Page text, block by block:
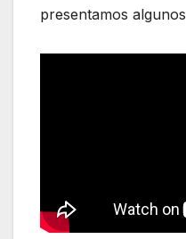
presentamos